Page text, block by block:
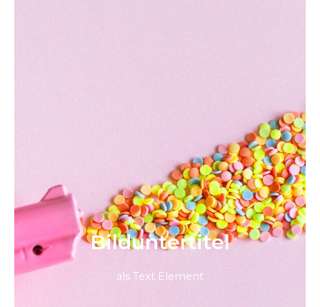
Bild­unter­titel
als Text Element